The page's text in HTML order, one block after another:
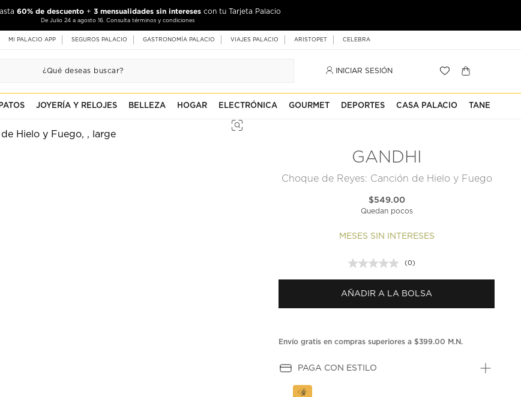
60% de descuento + 3 mensualidades sin intereses con tu Tarjeta Palacio
De Julio 24 a agosto 16. Consulta términos y condiciones
MI PALACIO APP SEGUROS PALACIO GASTRONOMÍA PALACIO VIAJES PALACIO ARISTOPET CELEBRA
INICIAR SESIÓN
JOYERÍA Y RELOJES BELLEZA HOGAR ELECTRÓNICA GOURMET DEPORTES CASA PALACIO TANE
GANDHI
Choque de Reyes: Canción de Hielo y Fuego
$549.00
Quedan pocos
MESES SIN INTERESES
Sin
puntuación.
en
la
(0)
AÑADIR A LA BOLSA
Envío gratis en compras superiores a $399.00 M.N.
PAGA CON ESTILO